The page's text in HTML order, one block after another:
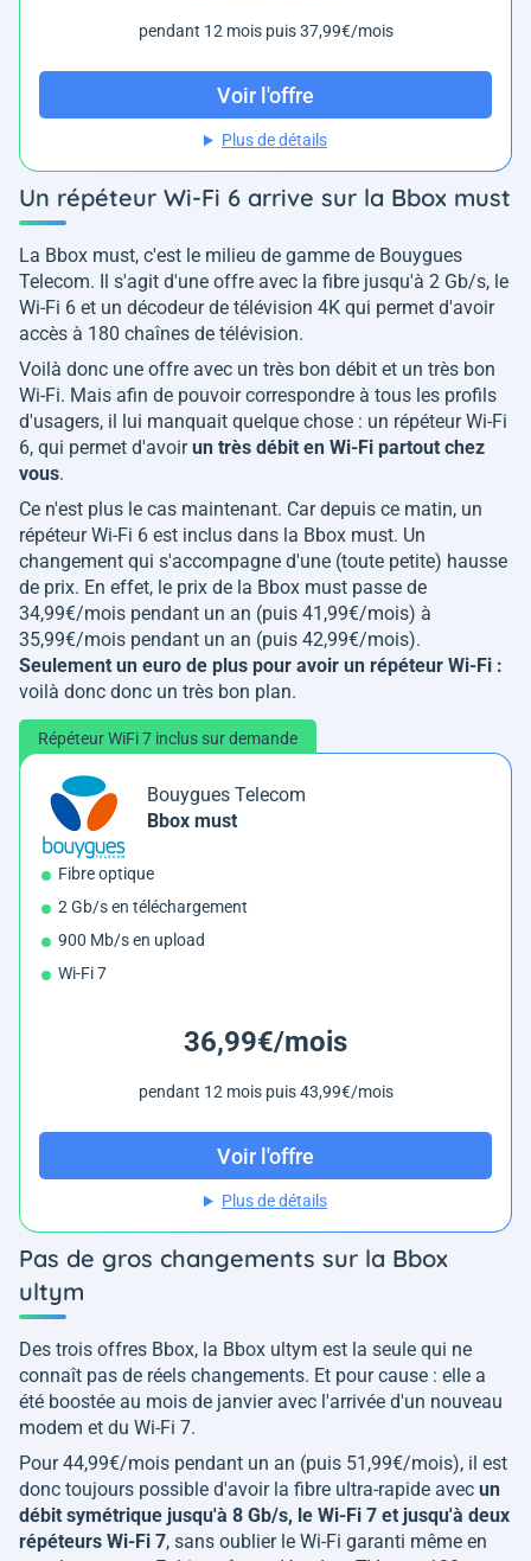
pendant 12 mois puis 37,99€/mois
Voir l'offre
Plus de détails
Un répéteur Wi-Fi 6 arrive sur la Bbox must
La Bbox must, c'est le milieu de gamme de Bouygues
Telecom. Il s'agit d'une offre avec la fibre jusqu'à 2 Gb/s, le
Wi-Fi 6 et un décodeur de télévision 4K qui permet d'avoir
accès à 180 chaînes de télévision.
Voilà donc une offre avec un très bon débit et un très bon
Wi-Fi. Mais afin de pouvoir correspondre à tous les profils
d'usagers, il lui manquait quelque chose : un répéteur Wi-Fi
6, qui permet d'avoirun très débit en Wi-Fi partout chez
vous.
Ce n'est plus le cas maintenant. Car depuis ce matin, un
répéteur Wi-Fi 6 est inclus dans la Bbox must. Un
changement qui s'accompagne d'une (toute petite) hausse
de prix. En effet, le prix de la Bbox must passe de
34,99€/mois pendant un an (puis 41,99€/mois) à
35,99€/mois pendant un an (puis 42,99€/mois).
Seulement un euro de plus pour avoir un répéteur Wi-Fi :
voilà donc donc un très bon plan.
Répéteur WiFi 7 inclus sur demande
Bouygues Telecom
Bbox must
Fibre optique
2 Gb/s en téléchargement
900 Mb/s en upload
Wi-Fi 7
36,99€/mois
pendant 12 mois puis 43,99€/mois
Voir l'offre
Plus de détails
Pas de gros changements sur la Bbox
ultym
Des trois offres Bbox, la Bbox ultym est la seule qui ne
connaît pas de réels changements. Et pour cause : elle a
été boostée au mois de janvier avec l'arrivée d'un nouveau
modem et du Wi-Fi 7.
Pour 44,99€/mois pendant un an (puis 51,99€/mois), il est
donc toujours possible d'avoir la fibre ultra-rapide avec un
débit symétrique jusqu'à 8 Gb/s, le Wi-Fi 7 et jusqu'à deux
répéteurs Wi-Fi 7, sans oublier le Wi-Fi garanti même en